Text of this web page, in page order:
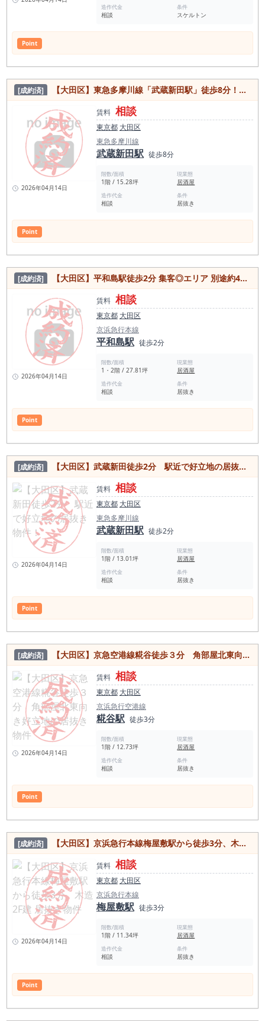
造作代金
相談
条件
スケルトン
Point
[成約済] 【大田区】東急多摩川線「武蔵新田駅」徒歩8分！軽重飲食可能物件！
2026年04月14日
賃料 相談
東京都 大田区
東急多摩川線
武蔵新田駅 徒歩8分
階数/面積
1階 / 15.28坪
現業態
居酒屋
造作代金
相談
条件
居抜き
Point
[成約済] 【大田区】平和島駅徒歩2分 集客◎エリア 別途約4坪の地下倉庫つき居抜き物件
2026年04月14日
賃料 相談
東京都 大田区
京浜急行本線
平和島駅 徒歩2分
階数/面積
1・2階 / 27.81坪
現業態
居酒屋
造作代金
相談
条件
居抜き
Point
[成約済] 【大田区】武蔵新田徒歩2分 駅近で好立地の居抜き物件！
2026年04月14日
賃料 相談
東京都 大田区
東急多摩川線
武蔵新田駅 徒歩2分
階数/面積
1階 / 13.01坪
現業態
居酒屋
造作代金
相談
条件
居抜き
Point
[成約済] 【大田区】京急空港線糀谷徒歩３分 角部屋北東向き好立地の居抜き物件
2026年04月14日
賃料 相談
東京都 大田区
京浜急行空港線
糀谷駅 徒歩3分
階数/面積
1階 / 12.73坪
現業態
居酒屋
造作代金
相談
条件
居抜き
Point
[成約済] 【大田区】京浜急行本線梅屋敷駅から徒歩3分、木造2F建 居抜き物件
2026年04月14日
賃料 相談
東京都 大田区
京浜急行本線
梅屋敷駅 徒歩3分
階数/面積
1階 / 11.34坪
現業態
居酒屋
造作代金
相談
条件
居抜き
Point